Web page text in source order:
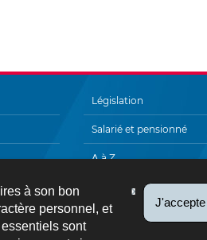
à son bon
personnel, et
sont
J'accepte
Législation
Salarié et pensionné
A à Z
Échanges électroniques
FAQ